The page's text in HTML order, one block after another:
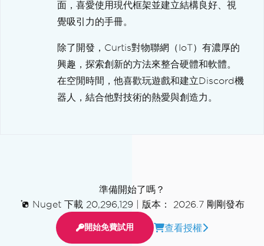
面，喜愛使用現代框架並建立結構良好、視
覺吸引力的手冊。
除了開發，Curtis對物聯網（IoT）有濃厚的
興趣，探索創新的方法來整合硬體和軟體。
在空閒時間，他喜歡玩遊戲和建立Discord機
器人，結合他對技術的熱愛與創造力。
準備開始了嗎？
Nuget 下載 20,296,129| 版本： 2026.7 剛剛發布
開始免費試用 查看授權